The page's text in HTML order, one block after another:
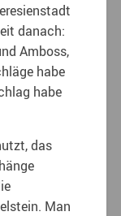
danach:
Amboss,
habe
habe
das
Man